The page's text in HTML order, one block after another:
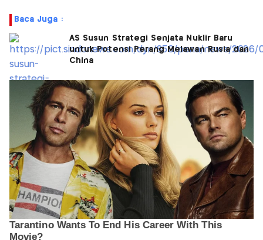
Baca Juga :
AS Susun Strategi Senjata Nuklir Baru
untuk Potensi Perang Melawan Rusia dan
China